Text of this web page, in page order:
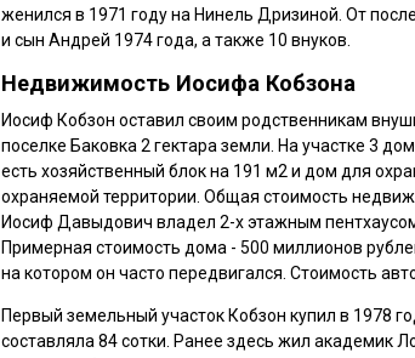
женился в 1971 году на Нинель Дризиной. От
и сын Андрей 1974 года, а также 10 внуков.
Недвижимость Иосифа Кобзона
Иосиф Кобзон оставил своим родственникам
поселке Баковка 2 гектара земли. На участке 3
есть хозяйственный блок на 191 м2 и дом для
охраняемой территории. Общая стоимость
Иосиф Давыдович владел 2-х этажным
Примерная стоимость дома - 500 миллионов
на котором он часто передвигался. Стоимость
Первый земельный участок Кобзон купил в 1978
составляла 84 сотки. Ранее здесь жил академик